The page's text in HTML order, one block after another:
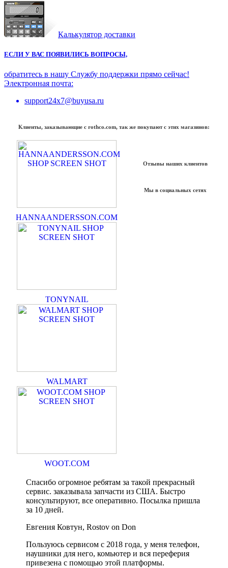
Калькулятор доставки
ЕСЛИ У ВАС ПОЯВИЛИСЬ ВОПРОСЫ,
обратитесь в нашу Службу поддержки прямо сейчас!
Электронная почта:
support24x7@buyusa.ru
Клиенты, заказывающие с rothco.com, так же покупают с этих магазинов:
HANNAANDERSSON.COM
TONYNAIL
WALMART
WOOT.COM
Отзывы наших клиентов
Мы в социальных сетях
Спасибо огромное ребятам за такой прекрасный
сервис. заказывала запчасти из США. Быстро
консультируют, все оперативно. Посылка пришла
за 10 дней.
Евгения Ковтун, Rostov on Don
Пользуюсь сервисом с 2018 года, у меня телефон,
наушники для него, комьютер и вся переферия
привезена с помощью этой платформы.